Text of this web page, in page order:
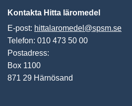
Kontakta Hitta läromedel
E-post: hittalaromedel@spsm.se
Telefon: 010 473 50 00
Postadress:
Box 1100
871 29 Härnösand